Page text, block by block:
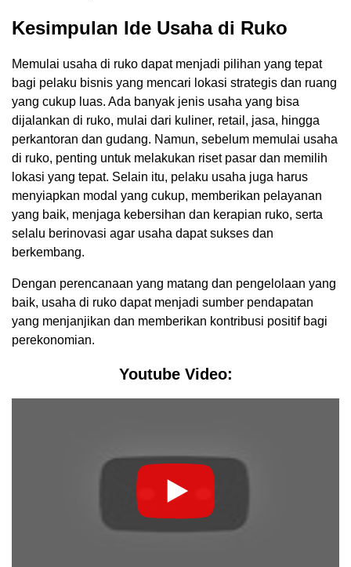
Kesimpulan Ide Usaha di Ruko
Memulai usaha di ruko dapat menjadi pilihan yang tepat
bagi pelaku bisnis yang mencari lokasi strategis dan ruang
yang cukup luas. Ada banyak jenis usaha yang bisa
dijalankan di ruko, mulai dari kuliner, retail, jasa, hingga
perkantoran dan gudang. Namun, sebelum memulai usaha
di ruko, penting untuk melakukan riset pasar dan memilih
lokasi yang tepat. Selain itu, pelaku usaha juga harus
menyiapkan modal yang cukup, memberikan pelayanan
yang baik, menjaga kebersihan dan kerapian ruko, serta
selalu berinovasi agar usaha dapat sukses dan
berkembang.
Dengan perencanaan yang matang dan pengelolaan yang
baik, usaha di ruko dapat menjadi sumber pendapatan
yang menjanjikan dan memberikan kontribusi positif bagi
perekonomian.
Youtube Video: